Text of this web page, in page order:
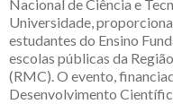
Nacional de Ciência e
Universidade,
estudantes do Ensino
escolas públicas da
(RMC). O evento,
Desenvolvimento